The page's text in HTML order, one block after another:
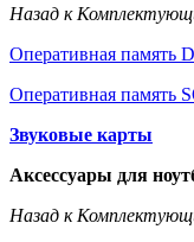
Назад к
Оперативная память
Оперативная память
Звуковые карты
Аксессуары для
Назад к